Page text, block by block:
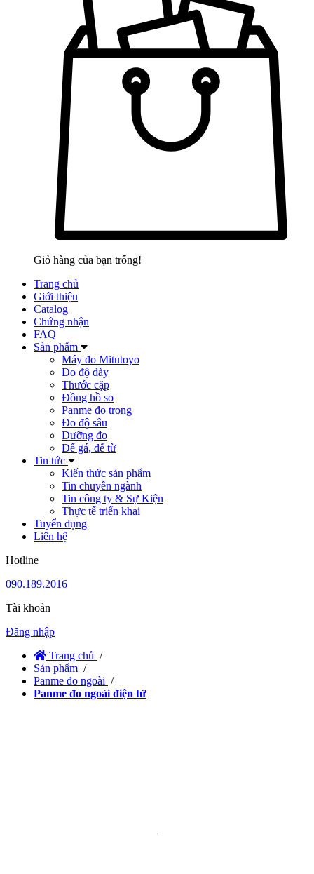
Giỏ hàng của bạn trống!
Trang chủ
Giới thiệu
Catalog
Chứng nhận
FAQ
Sản phẩm
Máy đo Mitutoyo
Đo độ dày
Thước cặp
Đồng hồ so
Panme đo trong
Đo độ sâu
Dưỡng đo
Đế gá, đế từ
Tin tức
Kiến thức sản phẩm
Tin chuyên ngành
Tin công ty & Sự Kiện
Thực tế triển khai
Tuyển dụng
Liên hệ
Hotline
090.189.2016
Tài khoản
Đăng nhập
Trang chủ /
Sản phẩm /
Panme đo ngoài /
Panme đo ngoài điện tử